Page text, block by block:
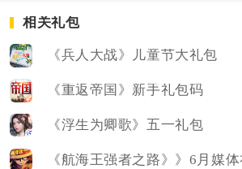
相关礼包
《兵人大战》儿童节大礼包
《重返帝国》新手礼包码
《浮生为卿歌》五一礼包
《航海王强者之路》》6月媒